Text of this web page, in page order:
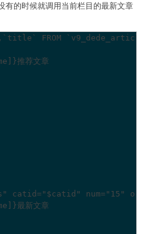
有的时候就调用当前栏目的最新文章
FROM
推荐文章
最新文章